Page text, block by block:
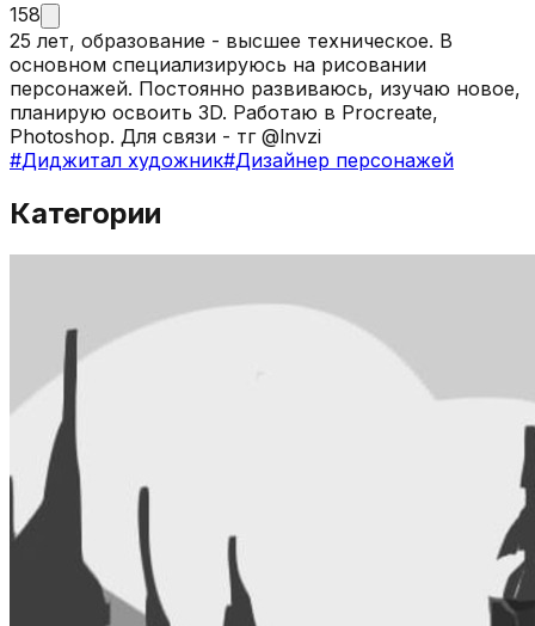
158
25 лет, образование - высшее техническое. В
основном специализируюсь на рисовании
персонажей. Постоянно развиваюсь, изучаю новое,
планирую освоить 3D. Работаю в Procreate,
Photoshop. Для связи - тг @lnvzi
#Диджитал художник#Дизайнер персонажей
Категории